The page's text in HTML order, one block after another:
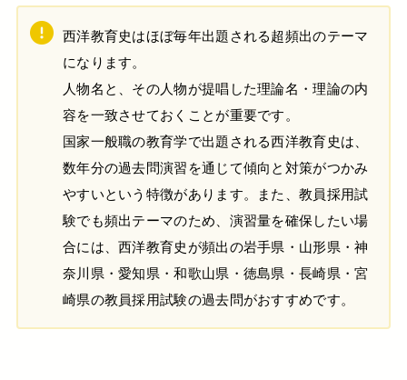
西洋教育史はほぼ毎年出題される超頻出のテーマ
になります。
人物名と、その人物が提唱した理論名・理論の内
容を一致させておくことが重要です。
国家一般職の教育学で出題される西洋教育史は、
数年分の過去問演習を通じて傾向と対策がつかみ
やすいという特徴があります。また、教員採用試
験でも頻出テーマのため、演習量を確保したい場
合には、西洋教育史が頻出の岩手県・山形県・神
奈川県・愛知県・和歌山県・徳島県・長崎県・宮
崎県の教員採用試験の過去問がおすすめです。